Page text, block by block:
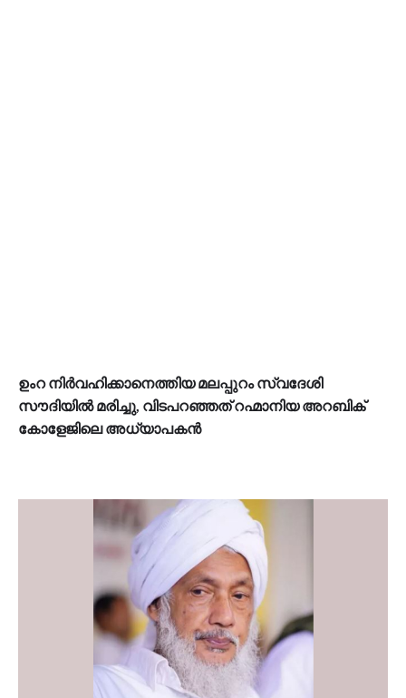
ഉംറ നിർവഹിക്കാനെത്തിയ മലപ്പുറം സ്വദേശി
സൗദിയിൽ മരിച്ചു, വിടപറഞ്ഞത് റഹ്മാനിയ അറബിക്
കോളേജിലെ അധ്യാപകൻ